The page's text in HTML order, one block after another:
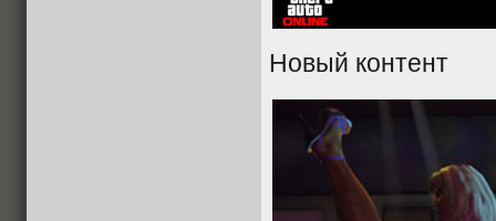
Новый контент